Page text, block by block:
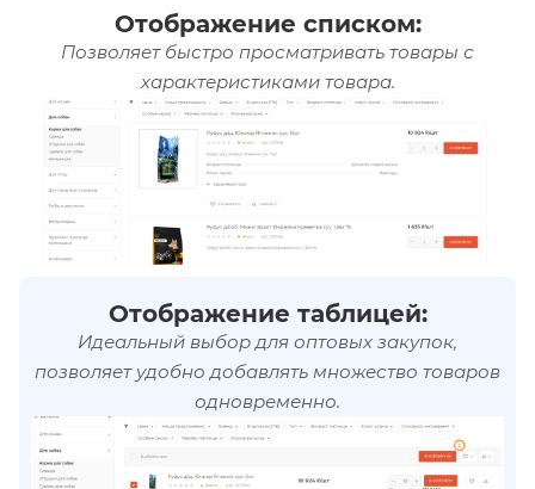
Отображение списком:
Позволяет быстро просматривать товары с
характеристиками товара.
Отображение таблицей:
Идеальный выбор для оптовых закупок,
позволяет удобно добавлять множество товаров
одновременно.